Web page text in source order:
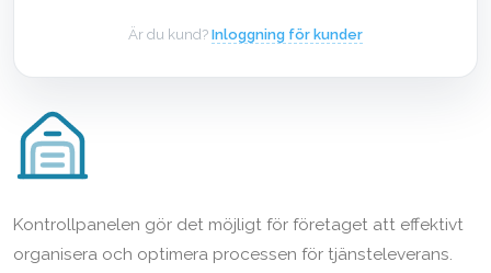
Är du kund? Inloggning för kunder
Kontrollpanelen gör det möjligt för företaget att effektivt
organisera och optimera processen för tjänsteleverans.